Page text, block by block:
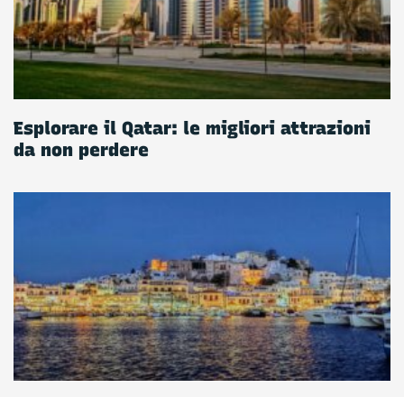
Esplorare il Qatar: le migliori attrazioni
da non perdere